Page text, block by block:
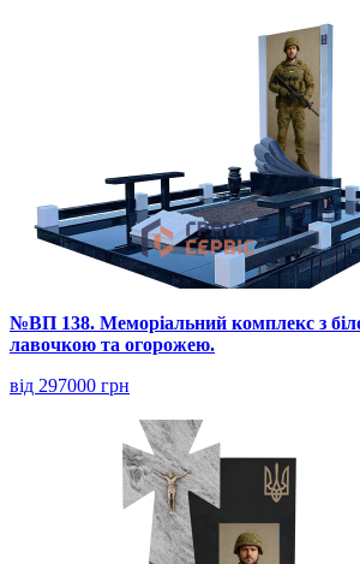
№ВП 138. Меморіальний комплекс з
лавочкою та огорожею.
від 297000 грн